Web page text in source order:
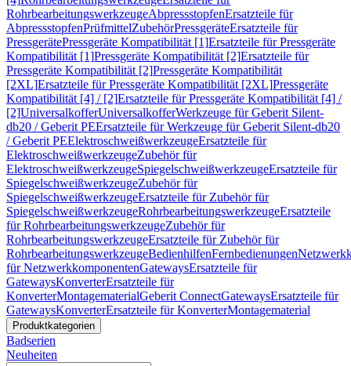
RohrbearbeitungswerkzeugeAbpressstopfenErsatzteile für
AbpressstopfenPrüfmittelZubehörPressgeräteErsatzteile für
PressgerätePressgeräte Kompatibilität [1]Ersatzteile für Pressgeräte
Kompatibilität [1]Pressgeräte Kompatibilität [2]Ersatzteile für
Pressgeräte Kompatibilität [2]Pressgeräte Kompatibilität
[2XL]Ersatzteile für Pressgeräte Kompatibilität [2XL]Pressgeräte
Kompatibilität [4] / [2]Ersatzteile für Pressgeräte Kompatibilität [4] /
[2]UniversalkofferUniversalkofferWerkzeuge für Geberit Silent-
db20 / Geberit PEErsatzteile für Werkzeuge für Geberit Silent-db20
/ Geberit PEElektroschweißwerkzeugeErsatzteile für
ElektroschweißwerkzeugeZubehör für
ElektroschweißwerkzeugeSpiegelschweißwerkzeugeErsatzteile für
SpiegelschweißwerkzeugeZubehör für
SpiegelschweißwerkzeugeErsatzteile für Zubehör für
SpiegelschweißwerkzeugeRohrbearbeitungswerkzeugeErsatzteile
für RohrbearbeitungswerkzeugeZubehör für
RohrbearbeitungswerkzeugeErsatzteile für Zubehör für
RohrbearbeitungswerkzeugeBedienhilfenFernbedienungen
für NetzwerkkomponentenGatewaysErsatzteile für
GatewaysKonverterErsatzteile für
KonverterMontagematerialGeberit ConnectGatewaysErsatzteile für
GatewaysKonverterErsatzteile für KonverterMontagematerial
Produktkategorien
Badserien
Neuheiten